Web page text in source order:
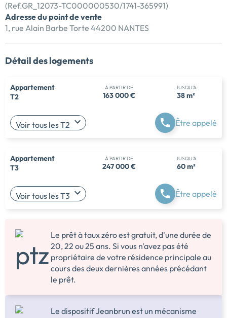
(Ref.GR_12073-TC000000530/1741-365991)
Adresse du point de vente
1, rue Alain Barbe Torte 44200 NANTES
Détail des logements
Appartement
T2
À PARTIR DE
163 000 €
JUSQU'À
38 m²
Voir tous les T2 Être appelé
Appartement
T3
À PARTIR DE
247 000 €
JUSQU'À
60 m²
Voir tous les T3 Être appelé
Le prêt à taux zéro est gratuit, d'une durée de
20, 22 ou 25 ans. Si vous n'avez pas été
propriétaire de votre résidence principale au
cours des deux dernières années précédant
le prêt.
Le dispositif Jeanbrun est un mécanisme